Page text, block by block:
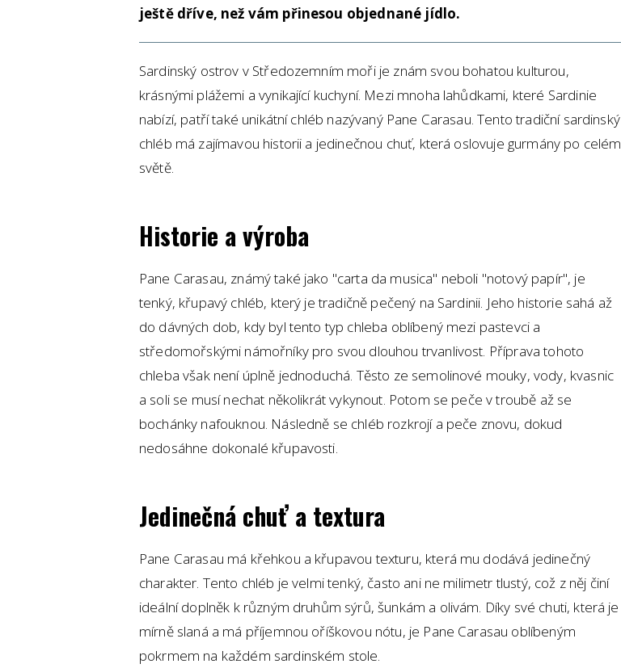
ještě dříve, než vám přinesou objednané jídlo.
Sardinský ostrov v Středozemním moři je znám svou bohatou kulturou,
krásnými plážemi a vynikající kuchyní. Mezi mnoha lahůdkami, které Sardinie
nabízí, patří také unikátní chléb nazývaný Pane Carasau. Tento tradiční sardinský
chléb má zajímavou historii a jedinečnou chuť, která oslovuje gurmány po celém
světě.
Historie a výroba
Pane Carasau, známý také jako "carta da musica" neboli "notový papír", je
tenký, křupavý chléb, který je tradičně pečený na Sardinii. Jeho historie sahá až
do dávných dob, kdy byl tento typ chleba oblíbený mezi pastevci a
středomořskými námořníky pro svou dlouhou trvanlivost. Příprava tohoto
chleba však není úplně jednoduchá. Těsto ze semolinové mouky, vody, kvasnic
a soli se musí nechat několikrát vykynout. Potom se peče v troubě až se
bochánky nafouknou. Následně se chléb rozkrojí a peče znovu, dokud
nedosáhne dokonalé křupavosti.
Jedinečná chuť a textura
Pane Carasau má křehkou a křupavou texturu, která mu dodává jedinečný
charakter. Tento chléb je velmi tenký, často ani ne milimetr tlustý, což z něj činí
ideální doplněk k různým druhům sýrů, šunkám a olivám. Díky své chuti, která je
mírně slaná a má příjemnou oříškovou nótu, je Pane Carasau oblíbeným
pokrmem na každém sardinském stole.